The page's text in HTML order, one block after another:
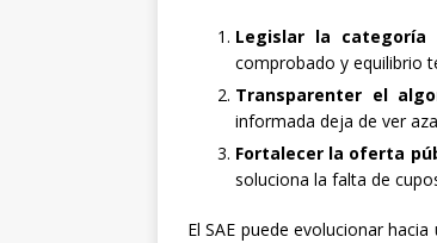
Legislar la categoría
comprobado y equilibrio
Transparenter el
informada deja de ver
Fortalecer la oferta
soluciona la falta de
El SAE puede evolucionar